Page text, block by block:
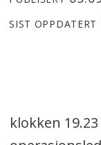
SIST OPPDATERT
klokken